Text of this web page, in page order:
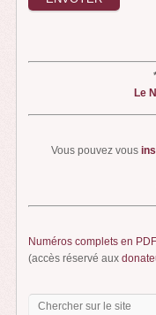
Le
Vous pouvez vous
Numéros complets en PDF
(accès réservé aux